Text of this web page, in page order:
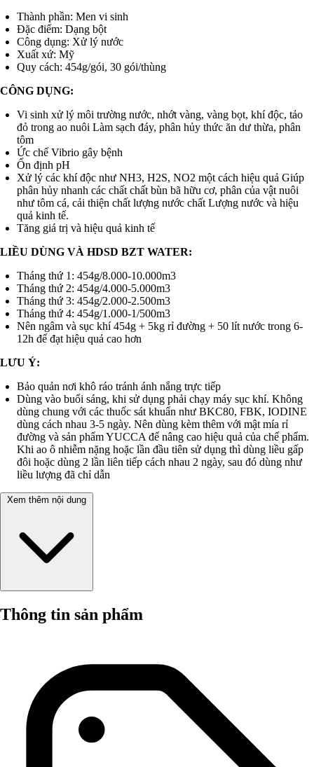
Thành phần: Men vi sinh
Đặc điểm: Dạng bột
Công dụng: Xử lý nước
Xuất xứ: Mỹ
Quy cách: 454g/gói, 30 gói/thùng
CÔNG DỤNG:
Vi sinh xử lý môi trường nước, nhớt vàng, vàng bọt, khíđộc, tảo
đỏ trong ao nuôi Làm sạch đáy, phân hủy thức ăn dư thừa, phân
tôm
Ức chế Vibrio gây bệnh
Ổn định pH
Xử lý các khí độc như NH3, H2S, NO2 một cách hiệu quả Giúp
phân hủy nhanh các chất chất bùn bã hữu cơ, phân của vật nuôi
như tôm cá, cải thiện chất lượng nước chất Lượng nước và hiệu
quả kinh tế.
Tăng giá trị và hiệu quả kinh tế
LIỀU DÙNG VÀ HDSD BZT WATER:
Tháng thứ 1: 454g/8.000-10.000m3
Tháng thứ 2: 454g/4.000-5.000m3
Tháng thứ 3: 454g/2.000-2.500m3
Tháng thứ 4: 454g/1.000-1/500m3
Nên ngâm và sục khí 454g + 5kg rỉ đường + 50 lít nước trong 6-
12h để đạt hiệu quả cao hơn
LƯU Ý:
Bảo quản nơi khô ráo tránh ánh nắng trực tiếp
Dùng vào buổi sáng, khi sử dụng phải chạy máy sục khí. Không
dùng chung với các thuốc sát khuẩn như BKC80, FBK, IODINE
dùng cách nhau 3-5 ngày. Nên dùng kèm thêm với mật mía rỉ
đường và sản phẩm YUCCA để nâng cao hiệu quả của chế phẩm.
Khi ao ô nhiễm nặng hoặc lần đầu tiên sử dụng thì dùng liều gấp
đôi hoặc dùng 2 lần liên tiếp cách nhau 2 ngày, sau đó dùng như
liều lượng đã chỉ dẫn
Xem thêm nội dung
Thông tin sản phẩm